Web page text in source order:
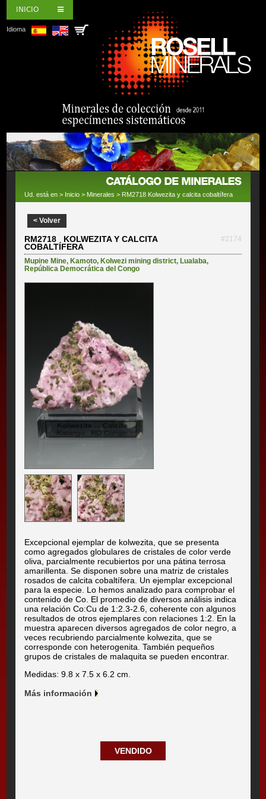
INICIO
Idioma
Ud. está en > Inicio > Minerales > RM2718 Kolwezita y calcita cobaltífera
< Volver
RM2718 KOLWEZITA Y CALCITA
COBALTÍFERA
#2174
Mupine Mine,Kamoto,Kolwezi mining district,Lualaba,
República Democrática del Congo
Excepcional ejemplar de kolwezita, que se presenta
como agregados globulares de cristales de color verde
oliva, parcialmente recubiertos por una pátina terrosa
amarillenta. Se disponen sobre una matriz de cristales
rosados de calcita cobaltífera. Un ejemplar excepcional
para la especie. Lo hemos analizado para comprobar el
contenido de Co. El promedio de diversos análisis indica
una relación Co:Cu de 1:2.3-2.6, coherente con algunos
resultados de otros ejemplares con relaciones 1:2. En la
muestra aparecen diversos agregados de color negro, a
veces recubriendo parcialmente kolwezita, que se
corresponde con heterogenita. También pequeños
grupos de cristales de malaquita se pueden encontrar.
Medidas: 9.8 x 7.5 x 6.2 cm.
Más información
VENDIDO